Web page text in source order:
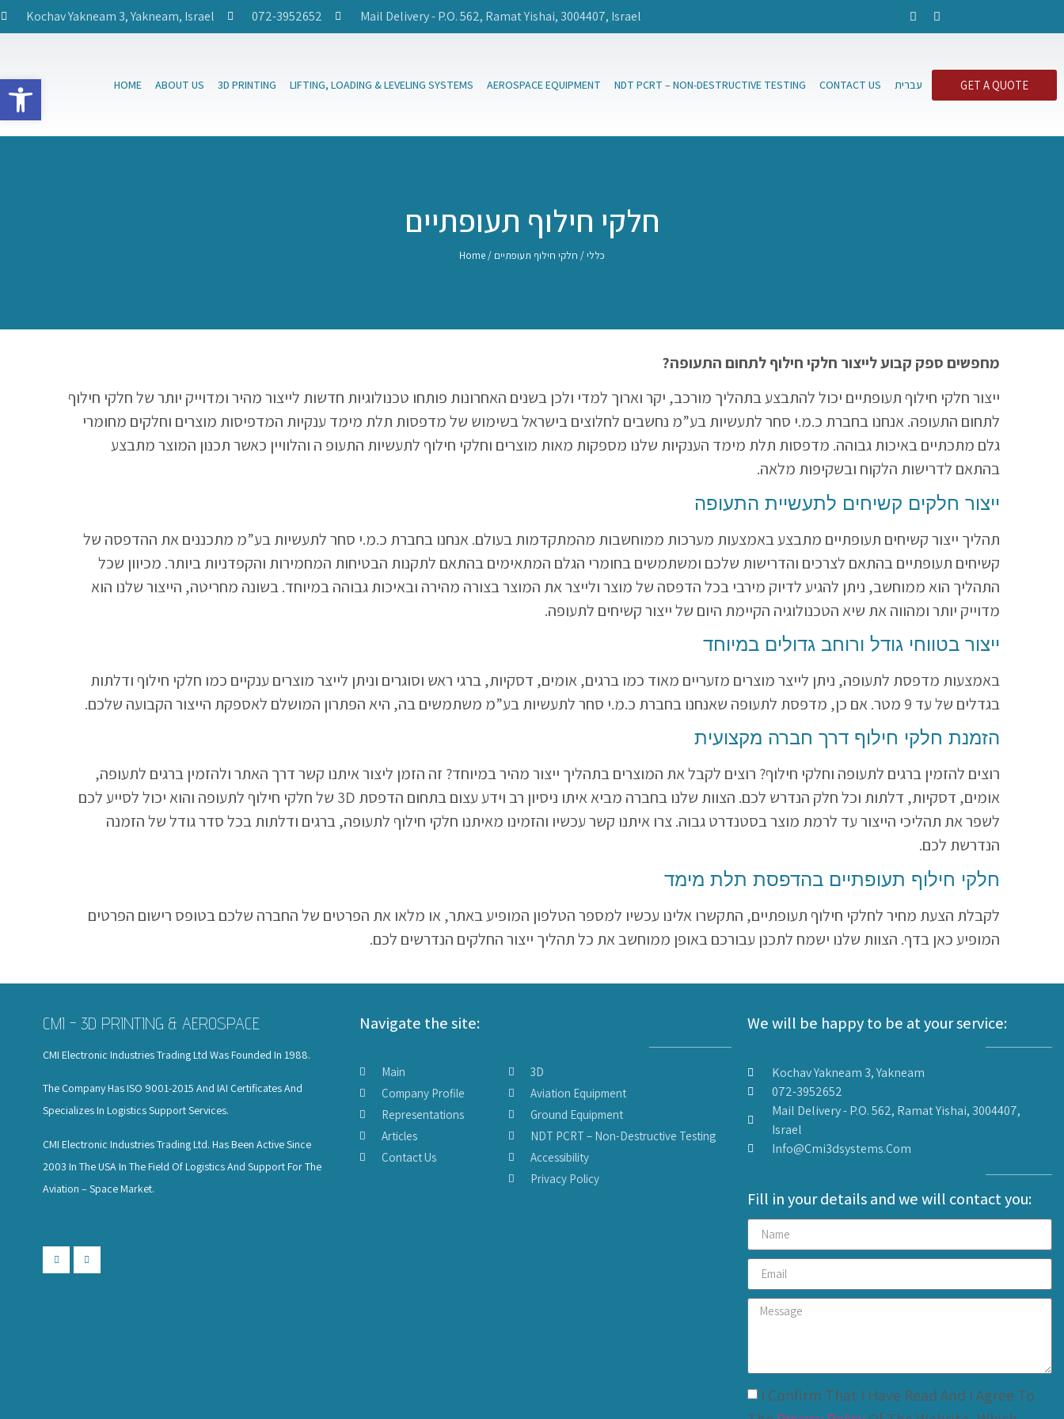
Kochav Yakneam 3, Yakneam, Israel 072-3952652 Mail Delivery - P.O. 562, Ramat Yishai, 3004407, Israel
HOME ABOUT US 3D PRINTING LIFTING, LOADING & LEVELING SYSTEMS AEROSPACE EQUIPMENT NDT PCRT – NON-DESTRUCTIVE TESTING CONTACT US עברית GET A QUOTE
חלקי חילוף תעופתיים
Home/ כללי/ חלקי חילוף תעופתיים
מחפשים ספק קבוע לייצור חלקי חילוף לתחום התעופה?
ייצור חלקי חילוף תעופתיים יכול להתבצע בתהליך מורכב, יקר וארוך למדי ולכן בשנים האחרונות פותחו טכנולוגיות חדשות לייצור מהיר ומדוייק יותר של חלקי חילוף
לתחום התעופה. אנחנו בחברת כ.מ.י סחר לתעשיות בע”מ נחשבים לחלוצים בישראל בשימוש של מדפסות תלת מימד ענקיות המדפיסות מוצרים וחלקים מחומרי
גלם מתכתיים באיכות גבוהה. מדפסות תלת מימד הענקיות שלנו מספקות מאות מוצרים וחלקי חילוף לתעשיות התעופ ה והלוויין כאשר תכנון המוצר מתבצע
בהתאם לדרישות הלקוח ובשקיפות מלאה.
ייצור חלקים קשיחים לתעשיית התעופה
תהליך ייצור קשיחים תעופתיים מתבצע באמצעות מערכות ממוחשבות מהמתקדמות בעולם. אנחנו בחברת כ.מ.י סחר לתעשיות בע”מ מתכננים את ההדפסה של
קשיחים תעופתיים בהתאם לצרכים והדרישות שלכם ומשתמשים בחומרי הגלם המתאימים בהתאם לתקנות הבטיחות המחמירות והקפדניות ביותר. מכיוון שכל
התהליך הוא ממוחשב, ניתן להגיע לדיוק מירבי בכל הדפסה של מוצר ולייצר את המוצר בצורה מהירה ובאיכות גבוהה במיוחד. בשונה מחריטה, הייצור שלנו הוא
מדוייק יותר ומהווה את שיא הטכנולוגיה הקיימת היום של ייצור קשיחים לתעופה.
ייצור בטווחי גודל ורוחב גדולים במיוחד
באמצעות מדפסת לתעופה, ניתן לייצר מוצרים מזעריים מאוד כמו ברגים, אומים, דסקיות, ברגי ראש וסוגרים וניתן לייצר מוצרים ענקיים כמו חלקי חילוף ודלתות
בגדלים של עד 9 מטר. אם כן, מדפסת לתעופה שאנחנו בחברת כ.מ.י סחר לתעשיות בע”מ משתמשים בה, היא הפתרון המושלם לאספקת הייצור הקבועה שלכם.
הזמנת חלקי חילוף דרך חברה מקצועית
רוצים להזמין ברגים לתעופה וחלקי חילוף? רוצים לקבל את המוצרים בתהליך ייצור מהיר במיוחד? זה הזמן ליצור איתנו קשר דרך האתר ולהזמין ברגים לתעופה,
אומים, דסקיות, דלתות וכל חלק הנדרש לכם. הצוות שלנו בחברה מביא איתו ניסיון רב וידע עצום בתחום הדפסת D
3 של חלקי חילוף לתעופה והוא יכול לסייע לכם
לשפר את תהליכי הייצור עד לרמת מוצר בסטנדרט גבוה. צרו איתנו קשר עכשיו והזמינו מאיתנו חלקי חילוף לתעופה, ברגים ודלתות בכל סדר גודל של הזמנה
הנדרשת לכם.
חלקי חילוף תעופתיים בהדפסת תלת מימד
לקבלת הצעת מחיר לחלקי חילוף תעופתיים, התקשרו אלינו עכשיו למספר הטלפון המופיע באתר, או מלאו את הפרטים של החברה שלכם בטופס רישום הפרטים
המופיע כאן בדף. הצוות שלנו ישמח לתכנן עבורכם באופן ממוחשב את כל תהליך ייצור החלקים הנדרשים לכם.
CMI - 3D PRINTING & AEROSPACE
CMI Electronic Industries Trading Ltd Was Founded In 1988.
The Company Has ISO 9001-2015 And IAI Certificates And
Specializes In Logistics Support Services.
CMI Electronic Industries Trading Ltd. Has Been Active Since
2003 In The USA In The Field Of Logistics And Support For The
Aviation – Space Market.
Navigate the site:
Main
Company Profile
Representations
Articles
Contact Us
3D
Aviation Equipment
Ground Equipment
NDT PCRT – Non-Destructive Testing
Accessibility
Privacy Policy
We will be happy to be at your service:
Kochav Yakneam 3, Yakneam
072-3952652
Mail Delivery - P.O. 562, Ramat Yishai, 3004407,
Israel
Info@cmi3dsystems.com
Fill in your details and we will contact you:
I Confirm That I Have Read And I Agree To
Open toolbar